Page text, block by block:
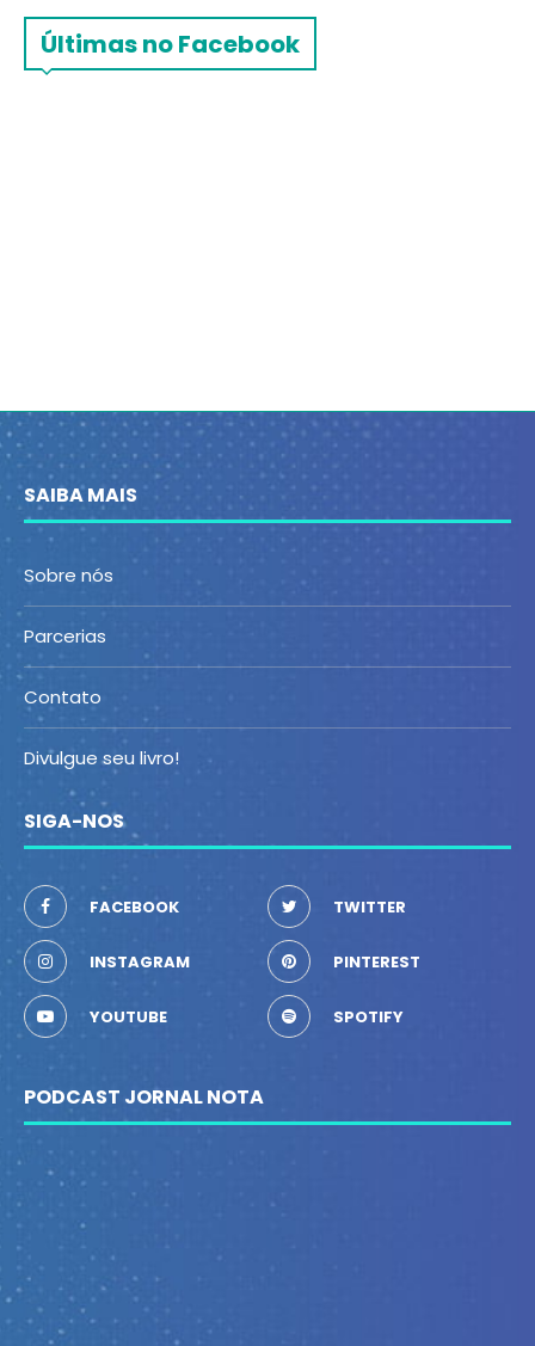
Últimas no Facebook
SAIBA MAIS
Sobre nós
Parcerias
Contato
Divulgue seu livro!
SIGA-NOS
FACEBOOK TWITTER
INSTAGRAM PINTEREST
YOUTUBE SPOTIFY
PODCAST JORNAL NOTA